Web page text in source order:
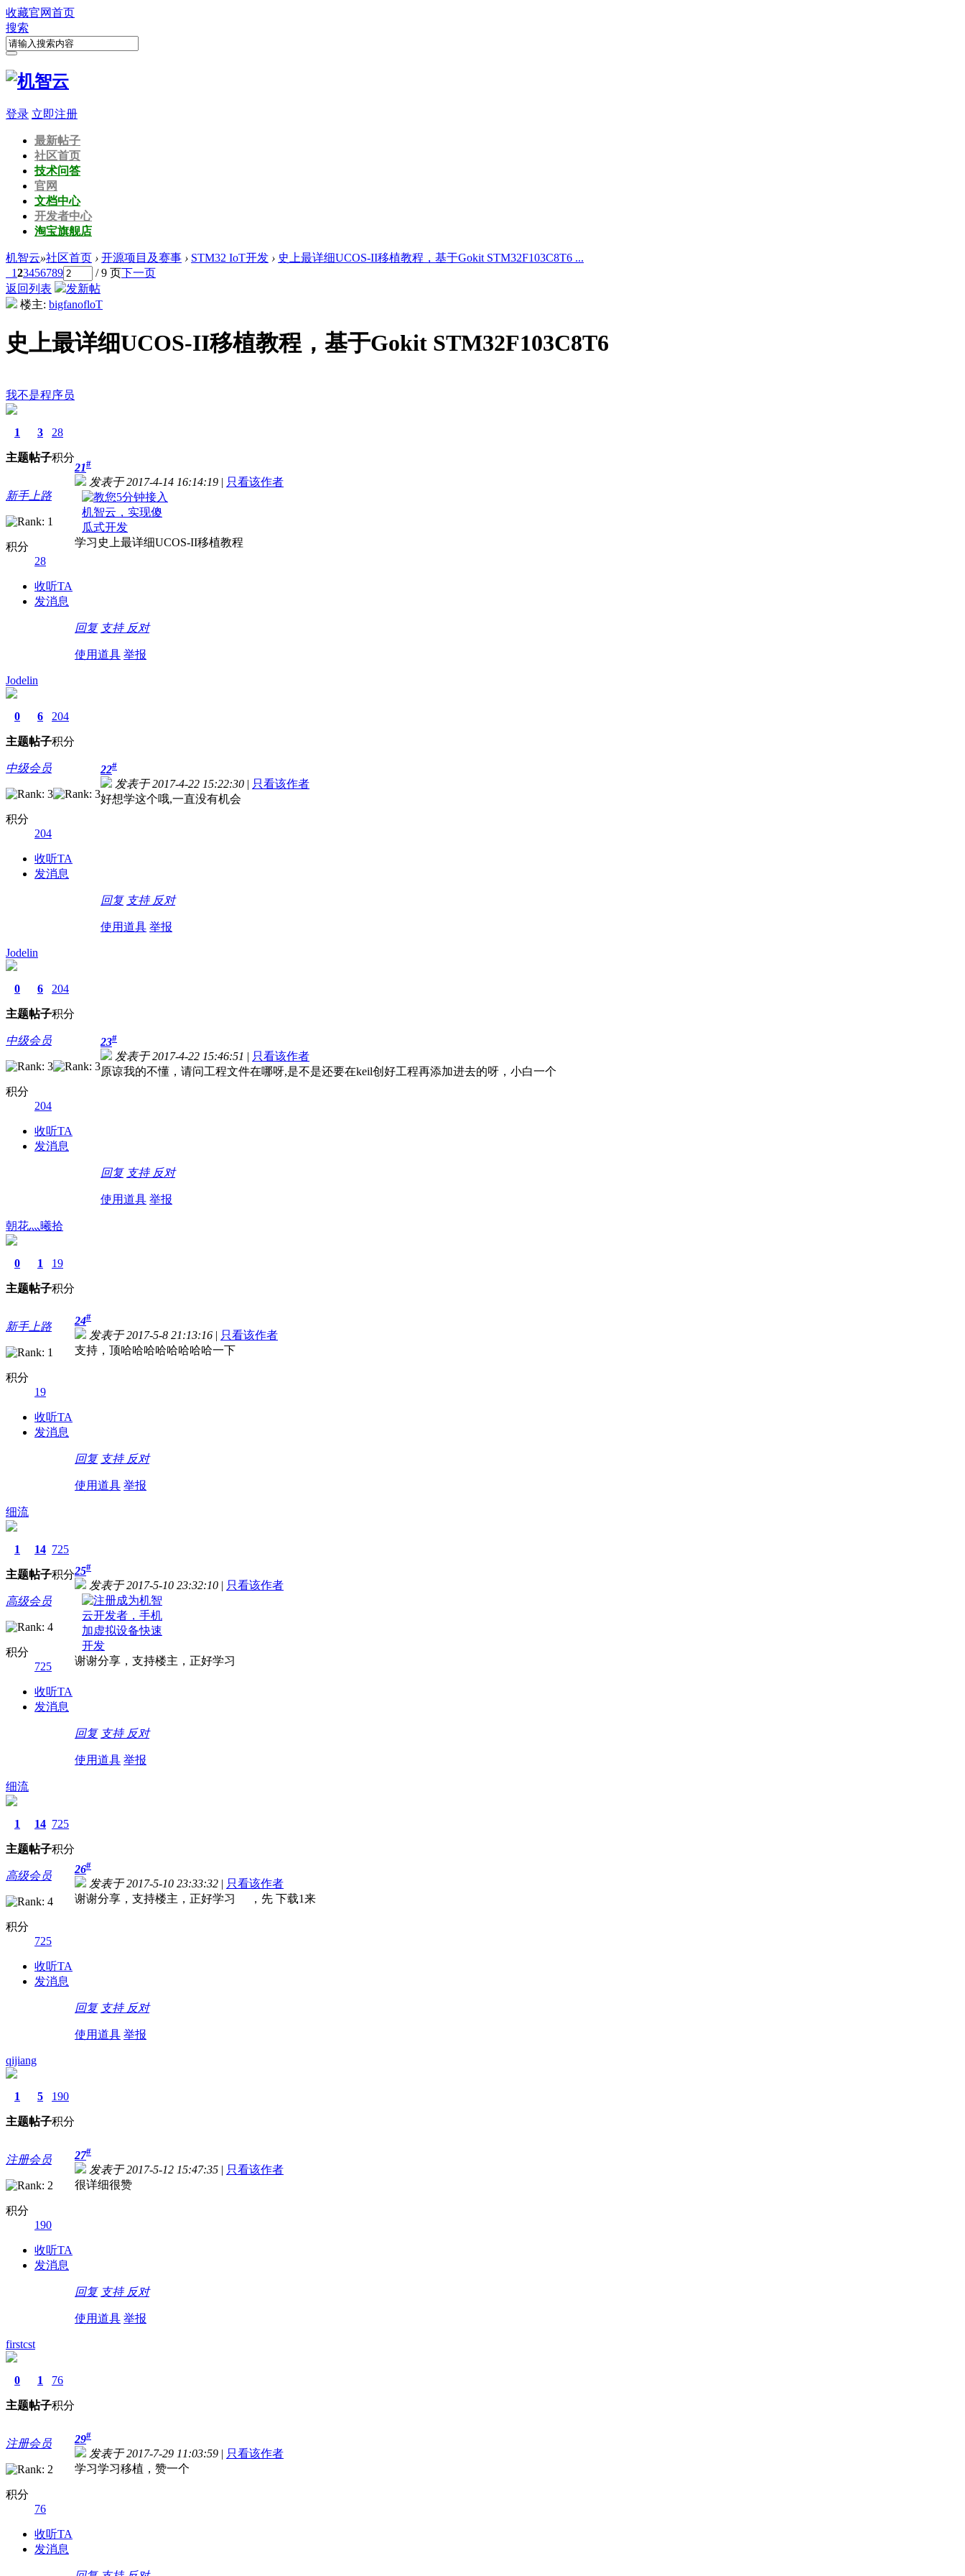
收藏官网首页
搜索
登录 立即注册
最新帖子
社区首页
技术问答
官网
文档中心
开发者中心
淘宝旗舰店
机智云»社区首页 › 开源项目及赛事 › STM32 IoT开发 › 史上最详细UCOS-II移植教程，基于Gokit STM32F103C8T6 ...
123456789 / 9 页下一页
返回列表
发新帖
楼主: bigfanofloT
史上最详细UCOS-II移植教程，基于Gokit STM32F103C8T6
我不是程序员
1
主题
3
帖子
28
积分
新手上路
积分
28
收听TA
发消息
21#
发表于 2017-4-14 16:14:19 | 只看该作者
学习史上最详细UCOS-II移植教程
回复 支持 反对
使用道具 举报
Jodelin
0
主题
6
帖子
204
积分
中级会员
积分
204
收听TA
发消息
22#
发表于 2017-4-22 15:22:30 | 只看该作者
好想学这个哦,一直没有机会
回复 支持 反对
使用道具 举报
Jodelin
0
主题
6
帖子
204
积分
中级会员
积分
204
收听TA
发消息
23#
发表于 2017-4-22 15:46:51 | 只看该作者
原谅我的不懂，请问工程文件在哪呀,是不是还要在keil创好工程再添加进去的呀，小白一个
回复 支持 反对
使用道具 举报
朝花灬曦拾
0
主题
1
帖子
19
积分
新手上路
积分
19
收听TA
发消息
24#
发表于 2017-5-8 21:13:16 | 只看该作者
支持，顶哈哈哈哈哈哈哈哈一下
回复 支持 反对
使用道具 举报
细流
1
主题
14
帖子
725
积分
高级会员
积分
725
收听TA
发消息
25#
发表于 2017-5-10 23:32:10 | 只看该作者
谢谢分享，支持楼主，正好学习
回复 支持 反对
使用道具 举报
细流
1
主题
14
帖子
725
积分
高级会员
积分
725
收听TA
发消息
26#
发表于 2017-5-10 23:33:32 | 只看该作者
谢谢分享，支持楼主，正好学习 ，先 下载1来
回复 支持 反对
使用道具 举报
qijiang
1
主题
5
帖子
190
积分
注册会员
积分
190
收听TA
发消息
27#
发表于 2017-5-12 15:47:35 | 只看该作者
很详细很赞
回复 支持 反对
使用道具 举报
firstcst
0
主题
1
帖子
76
积分
注册会员
积分
76
收听TA
发消息
29#
发表于 2017-7-29 11:03:59 | 只看该作者
学习学习移植，赞一个